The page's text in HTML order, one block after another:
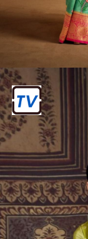
आखिर क्यों